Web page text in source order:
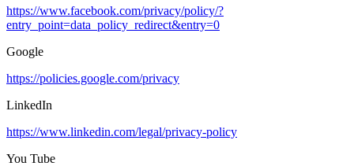
https://www.facebook.com/privacy/policy/?
entry_point=data_policy_redirect&entry=0
Google
https://policies.google.com/privacy
LinkedIn
https://www.linkedin.com/legal/privacy-policy
You Tube